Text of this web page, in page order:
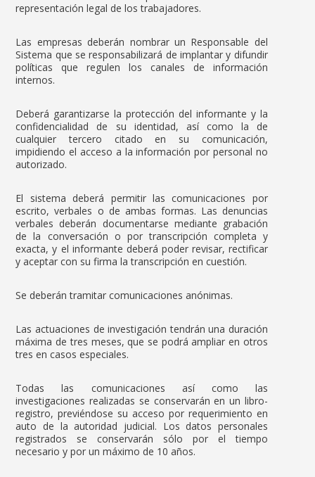
representación legal de los trabajadores.
Las empresas deberán nombrar un Responsable del
Sistema que se responsabilizará de implantar y difundir
políticas que regulen los canales de información
internos.
Deberá garantizarse la protección del informante y la
confidencialidad de su identidad, así como la de
cualquier tercero citado en su comunicación,
impidiendo el acceso a la información por personal no
autorizado.
El sistema deberá permitir las comunicaciones por
escrito, verbales o de ambas formas. Las denuncias
verbales deberán documentarse mediante grabación
de la conversación o por transcripción completa y
exacta, y el informante deberá poder revisar, rectificar
y aceptar con su firma la transcripción en cuestión.
Se deberán tramitar comunicaciones anónimas.
Las actuaciones de investigación tendrán una duración
máxima de tres meses, que se podrá ampliar en otros
tres en casos especiales.
Todas las comunicaciones así como las
investigaciones realizadas se conservarán en un libro-
registro, previéndose su acceso por requerimiento en
auto de la autoridad judicial. Los datos personales
registrados se conservarán sólo por el tiempo
necesario y por un máximo de 10 años.